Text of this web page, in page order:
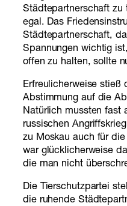
Städtepartnerschaft zu
egal. Das
Städtepartnerschaft,
Spannungen wichtig
offen zu halten, sollte
Erfreulicherweise stieß
Abstimmung auf die
Natürlich mussten fast
russischen
zu Moskau auch für
war glücklicherweise
die man nicht
Die Tierschutzpartei
die ruhende